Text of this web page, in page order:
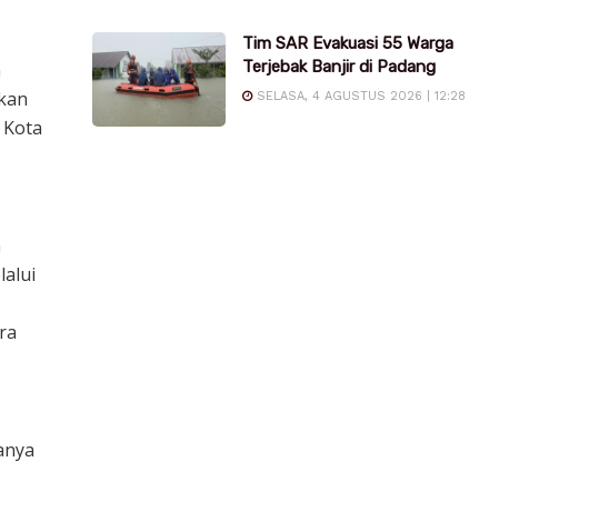
Tim SAR Evakuasi 55 Warga
Terjebak Banjir di Padang
SELASA, 4 AGUSTUS 2026 | 12:28